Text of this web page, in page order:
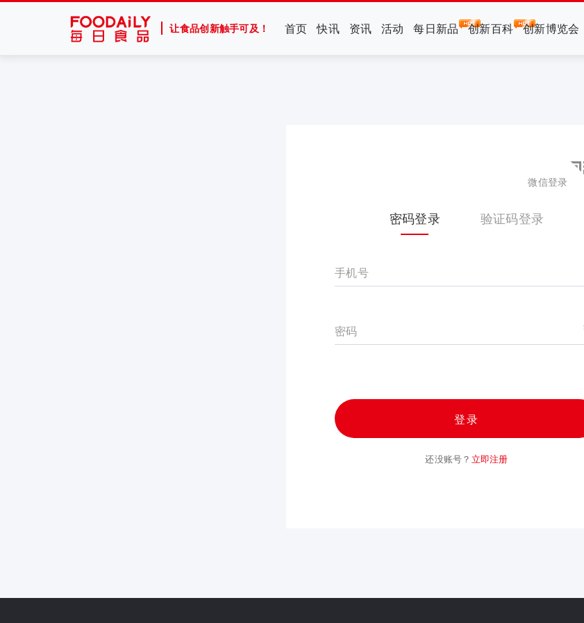
让食品创新触手可及！ 首页 快讯 资讯 活动 每日新品 创新百科 创新博览会
微信登录
密码登录 验证码登录
手机号
密码
登录
还没账号？ 立即注册